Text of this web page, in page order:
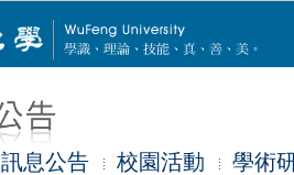
訊息公告 校園活動
學術